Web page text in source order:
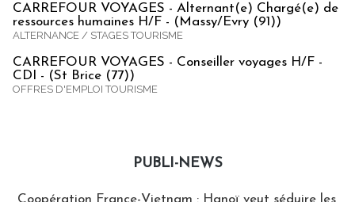
CARREFOUR VOYAGES - Alternant(e) Chargé(e) de
ressources humaines H/F - (Massy/Evry (91))
ALTERNANCE / STAGES TOURISME
CARREFOUR VOYAGES - Conseiller voyages H/F -
CDI - (St Brice (77))
OFFRES D'EMPLOI TOURISME
PUBLI-NEWS
Coopération France-Vietnam : Hanoï veut séduire les